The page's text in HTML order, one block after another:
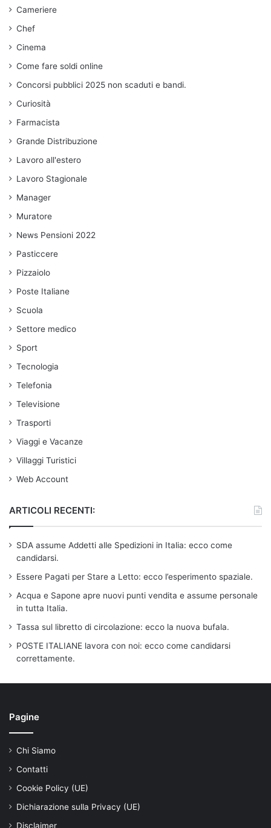
Cameriere
Chef
Cinema
Come fare soldi online
Concorsi pubblici 2025 non scaduti e bandi.
Curiosità
Farmacista
Grande Distribuzione
Lavoro all'estero
Lavoro Stagionale
Manager
Muratore
News Pensioni 2022
Pasticcere
Pizzaiolo
Poste Italiane
Scuola
Settore medico
Sport
Tecnologia
Telefonia
Televisione
Trasporti
Viaggi e Vacanze
Villaggi Turistici
Web Account
ARTICOLI RECENTI:
SDA assume Addetti alle Spedizioni in Italia: ecco come
candidarsi.
Essere Pagati per Stare a Letto: ecco l’esperimento spaziale.
Acqua e Sapone apre nuovi punti vendita e assume personale
in tutta Italia.
Tassa sul libretto di circolazione: ecco la nuova bufala.
POSTE ITALIANE lavora con noi: ecco come candidarsi
correttamente.
Pagine
Chi Siamo
Contatti
Cookie Policy (UE)
Dichiarazione sulla Privacy (UE)
Disclaimer